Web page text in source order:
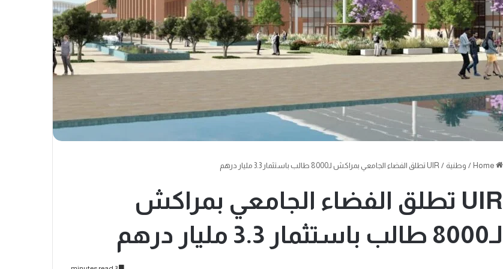
/ وطنية / UIR تطلق الفضاء الجامعي بمراكش لـ8000 طالب باستثمار 3.3 مليار درهم
UIR تطلق الفضاء الجامعي بمراكش
لـ8000 طالب باستثمار 3.3 مليار درهم